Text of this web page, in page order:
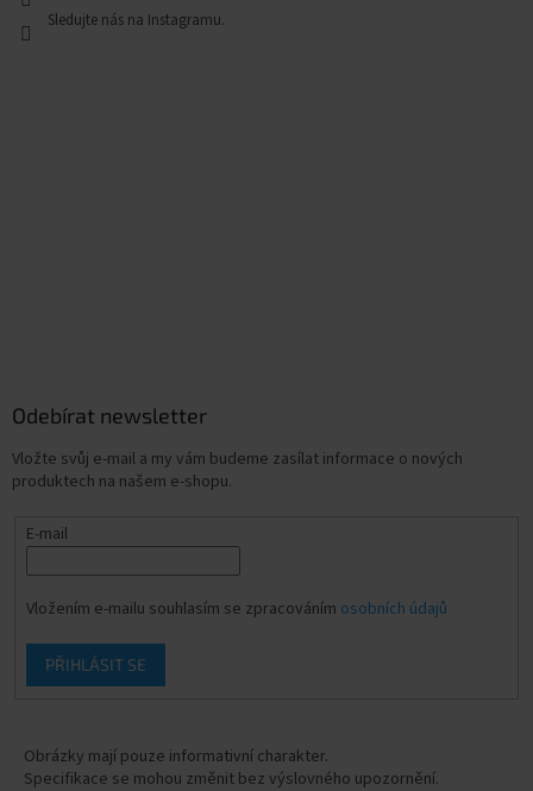
Odebírat newsletter
Vložte svůj e-mail a my vám budeme zasílat informace o nových
produktech na našem e-shopu.
E-mail
Vložením e-mailu souhlasím se zpracováním osobních údajů
PŘIHLÁSIT SE
Obrázky mají pouze informativní charakter.
Specifikace se mohou změnit bez výslovného upozornění.